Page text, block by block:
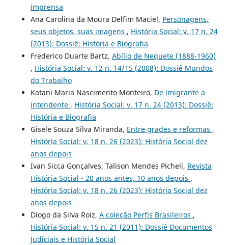
imprensa
Ana Carolina da Moura Delfim Maciel, Personagens,
seus objetos, suas imagens , História Social: v. 17 n. 24
(2013): Dossiê: História e Biografia
Frederico Duarte Bartz, Abílio de Nequete (1888-1960)
, História Social: v. 12 n. 14/15 (2008): Dossiê Mundos
do Trabalho
Katani Maria Nascimento Monteiro, De imigrante a
intendente , História Social: v. 17 n. 24 (2013): Dossiê:
História e Biografia
Gisele Souza Silva Miranda, Entre grades e reformas ,
História Social: v. 18 n. 26 (2023): História Social dez
anos depois
Ivan Sicca Gonçalves, Talison Mendes Picheli, Revista
História Social - 20 anos antes, 10 anos depois ,
História Social: v. 18 n. 26 (2023): História Social dez
anos depois
Diogo da Silva Roiz, A coleção Perfis Brasileiros ,
História Social: v. 15 n. 21 (2011): Dossiê Documentos
Judiciais e História Social